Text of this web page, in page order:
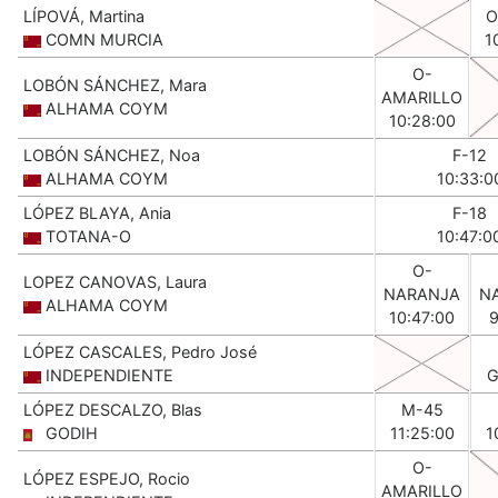
LÍPOVÁ, Martina
COMN MURCIA
LOBÓN SÁNCHEZ, Mara
ALHAMA COYM
O-
AMARILLO
10:28:00
LOBÓN SÁNCHEZ, Noa
ALHAMA COYM
F-12
LÓPEZ BLAYA, Ania
TOTANA-O
F-18
LOPEZ CANOVAS, Laura
ALHAMA COYM
O-
NARANJA
10:47:00
LÓPEZ CASCALES, Pedro José
INDEPENDIENTE
LÓPEZ DESCALZO, Blas
GODIH
M-45
11:25:00
LÓPEZ ESPEJO, Rocio
O-
AMARILLO